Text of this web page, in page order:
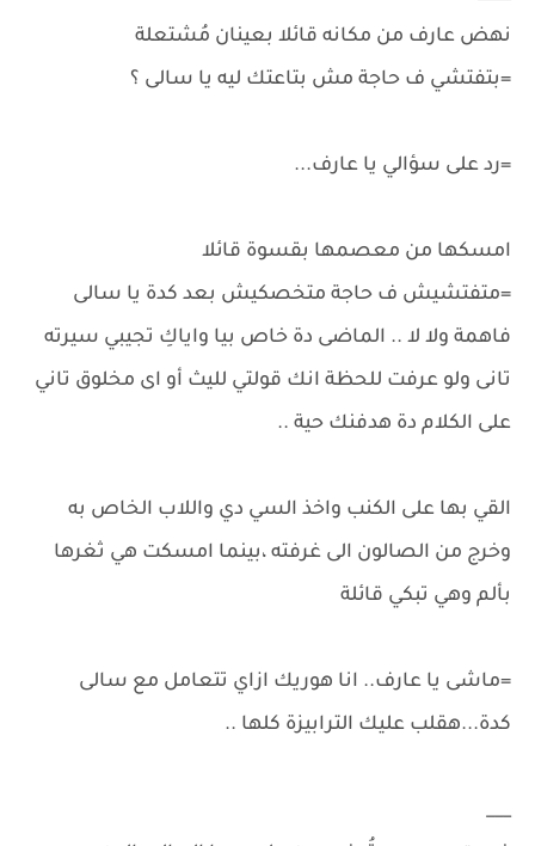
نهض عارف من مكانه قائلا بعينان مُشتعلة
=بتفتشي ف حاجة مش بتاعتك ليه يا سالى ؟
=رد على سؤالي يا عارف...
امسكها من معصمها بقسوة قائلا
=متفتشيش ف حاجة متخصكيش بعد كدة يا سالى
فاهمة ولا لا .. الماضى دة خاص بيا واياكِ تجيبي سيرته
تانى ولو عرفت للحظة انك قولتي لليث أو اى مخلوق تاني
على الكلام دة هدفنك حية ..
القي بها على الكنب واخذ السي دي واللاب الخاص به
وخرج من الصالون الى غرفته ،بينما امسكت هي ثغرها
بألم وهي تبكي قائلة
=ماشى يا عارف.. انا هوريك ازاي تتعامل مع سالى
كدة...هقلب عليك الترابيزة كلها ..
___